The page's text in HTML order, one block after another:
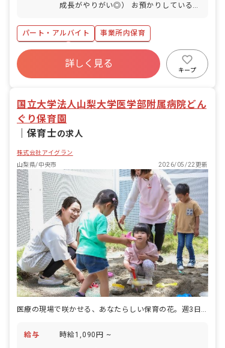
成長がやりがい◎） お預かりしている子
食事・睡眠・排泄・清潔・衣類の着脱等
・集団生活を通じた社会性の装着 ・行事
の計画・実行、お知らせの作成
パート・アルバイト
事業所内保育
ブランクOK
有給
福利厚生充実
産休育休制度
未経験歓迎
詳しく見る
キープ
国立大学法人山梨大学医学部附属病院どん
ぐり保育園
保育士の求人
株式会社アイグラン
山梨県/中央市
2026/05/22更新
医療の現場で咲かせる、あなたらしい保育の花。週3日・6時間からOK
給与 時給1,090円 ~